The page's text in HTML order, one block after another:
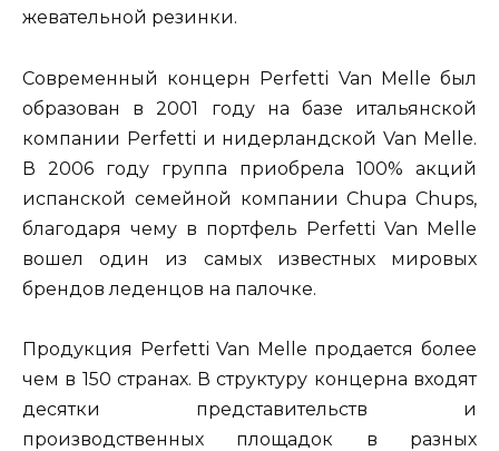
жевательной резинки.
Современный концерн Perfetti Van Melle был
образован в 2001 году на базе итальянской
компании Perfetti и нидерландской Van Melle.
В 2006 году группа приобрела 100% акций
испанской семейной компании Chupa Chups,
благодаря чему в портфель Perfetti Van Melle
вошел один из самых известных мировых
брендов леденцов на палочке.
Продукция Perfetti Van Melle продается более
чем в 150 странах. В структуру концерна входят
десятки представительств и
производственных площадок в разных